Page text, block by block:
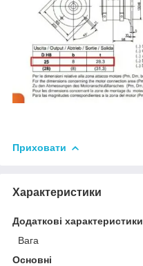
Приховати
Характеристики
Додаткові характеристики
Вага
Основні